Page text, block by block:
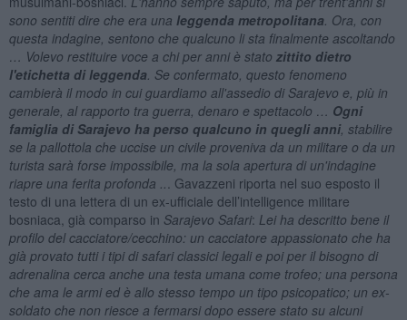
sono sentiti dire che era una leggenda metropolitana. Ora, con
questa indagine, sentono che qualcuno li sta finalmente ascoltando
… Volevo restituire voce a chi per anni è stato zittito dietro
l'etichetta di leggenda. Se confermato, questo fenomeno
cambierà il modo in cui guardiamo all'assedio di Sarajevo e, più in
generale, al rapporto tra guerra, denaro e spettacolo … Ogni
famiglia di Sarajevo ha perso qualcuno in quegli anni, stabilire
se la pallottola che uccise un civile proveniva da un militare o da un
turista sarà forse impossibile, ma la sola apertura di un'indagine
riapre una ferita profonda ..
. Gavazzeni riporta nel suo esposto il
testo di una lettera di un ex-ufficiale dell’intelligence militare
bosniaca, già comparso in Sarajevo Safari: Lei ha descritto bene il
profilo del cacciatore/cecchino: un cacciatore appassionato che ha
già provato tutti i tipi di safari classici legali e poi per il bisogno di
adrenalina cerca anche una testa umana come trofeo; una persona
che ama le armi ed è allo stesso tempo un tipo psicopatico; un ex-
soldato che non riesce a fermarsi dopo essere stato su alcuni